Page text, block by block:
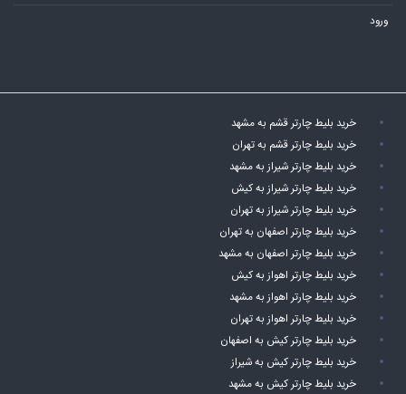
ورود
خرید بلیط چارتر قشم به مشهد
خرید بلیط چارتر قشم به تهران
خرید بلیط چارتر شیراز به مشهد
خرید بلیط چارتر شیراز به کیش
خرید بلیط چارتر شیراز به تهران
خرید بلیط چارتر اصفهان به تهران
خرید بلیط چارتر اصفهان به مشهد
خرید بلیط چارتر اهواز به کیش
خرید بلیط چارتر اهواز به مشهد
خرید بلیط چارتر اهواز به تهران
خرید بلیط چارتر کیش به اصفهان
خرید بلیط چارتر کیش به شیراز
خرید بلیط چارتر کیش به مشهد